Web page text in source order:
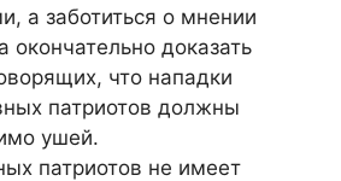
а заботиться о мнении
доказать
что нападки
патриотов должны
ушей.
патриотов не имеет